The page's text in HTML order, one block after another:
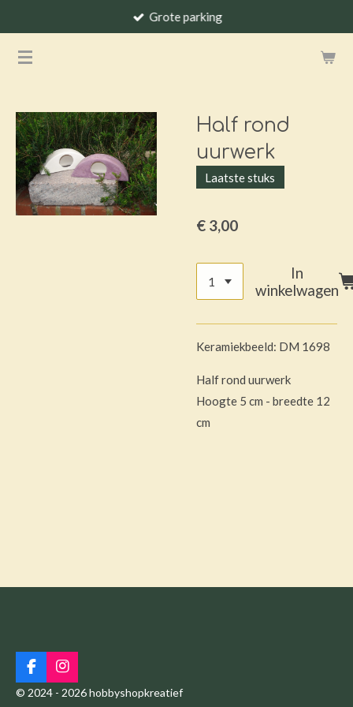
naar
Grote parking
Half rond
uurwerk
Laatste stuks
€ 3,00
In
winkelwagen
Keramiekbeeld: DM 1698
Half rond uurwerk
Hoogte 5 cm - breedte 12
cm
F
a
c
I
n
s
© 2024 - 2026 hobbyshopkreatief